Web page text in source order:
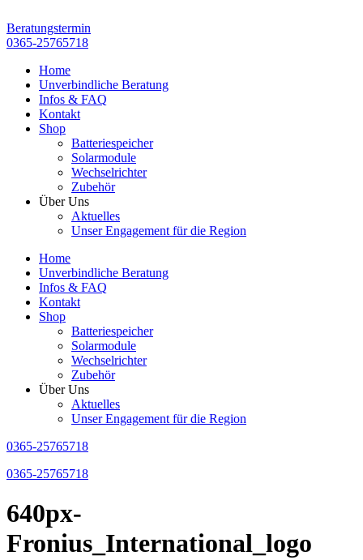
Inhalt
springen
Beratungstermin
0365-25765718
Home
Unverbindliche Beratung
Infos & FAQ
Kontakt
Shop
Batteriespeicher
Solarmodule
Wechselrichter
Zubehör
Über Uns
Aktuelles
Unser Engagement für die Region
Home
Unverbindliche Beratung
Infos & FAQ
Kontakt
Shop
Batteriespeicher
Solarmodule
Wechselrichter
Zubehör
Über Uns
Aktuelles
Unser Engagement für die Region
0365-25765718
0365-25765718
640px-
Fronius_International_logo